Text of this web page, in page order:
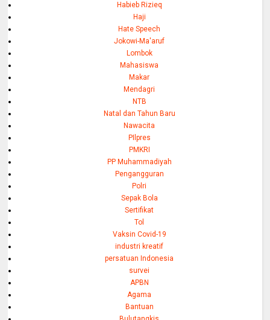
Habieb Rizieq
Haji
Hate Speech
Jokowi-Ma'aruf
Lombok
Mahasiswa
Makar
Mendagri
NTB
Natal dan Tahun Baru
Nawacita
PIlpres
PMKRI
PP Muhammadiyah
Pengangguran
Polri
Sepak Bola
Sertifikat
Tol
Vaksin Covid-19
industri kreatif
persatuan Indonesia
survei
APBN
Agama
Bantuan